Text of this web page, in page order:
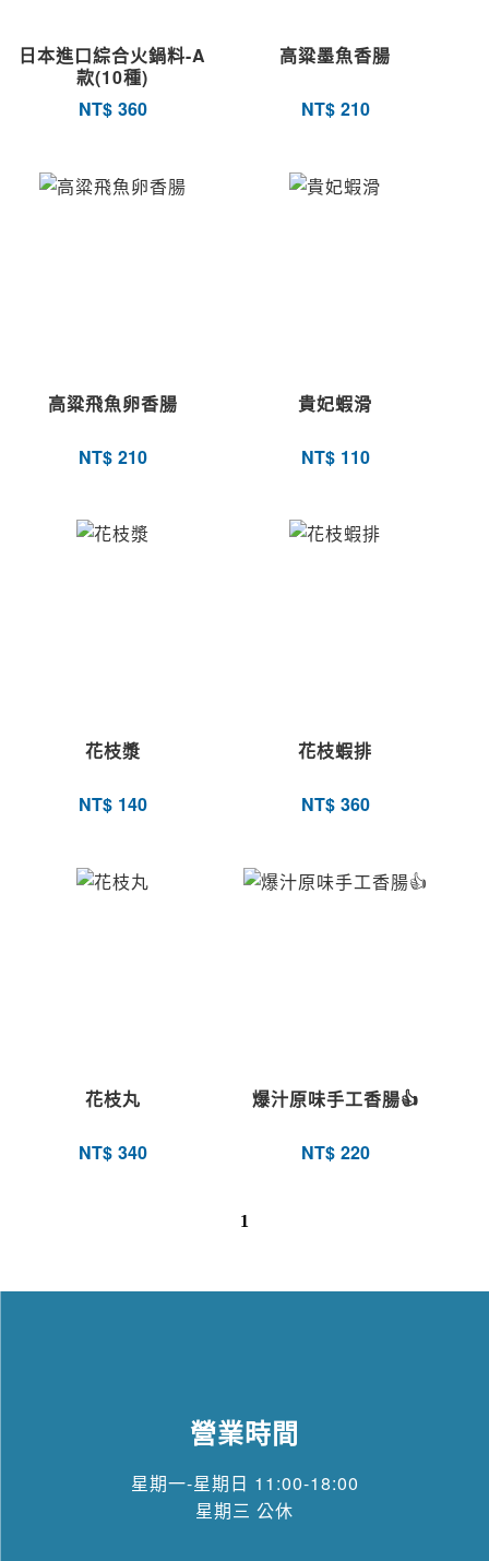
日本進口綜合火鍋料-A
款(10種)
NT$ 360
高粱墨魚香腸
NT$ 210
高粱飛魚卵香腸
NT$ 210
貴妃蝦滑
NT$ 110
花枝漿
NT$ 140
花枝蝦排
NT$ 360
花枝丸
NT$ 340
爆汁原味手工香腸👍
NT$ 220
1
營業時間
星期一-星期日 11:00-18:00
星期三 公休